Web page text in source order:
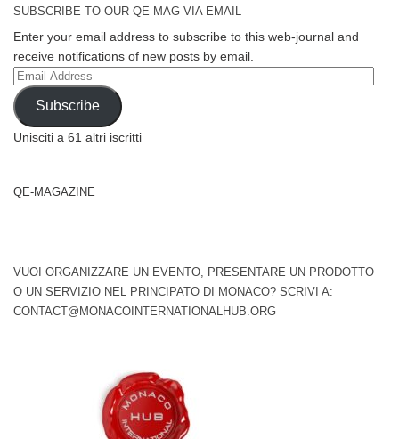
SUBSCRIBE TO OUR QE MAG VIA EMAIL
Enter your email address to subscribe to this web-journal and
receive notifications of new posts by email.
Email
Address
Subscribe
Unisciti a 61 altri iscritti
QE-MAGAZINE
VUOI ORGANIZZARE UN EVENTO, PRESENTARE UN PRODOTTO
O UN SERVIZIO NEL PRINCIPATO DI MONACO? SCRIVI A:
CONTACT@MONACOINTERNATIONALHUB.ORG